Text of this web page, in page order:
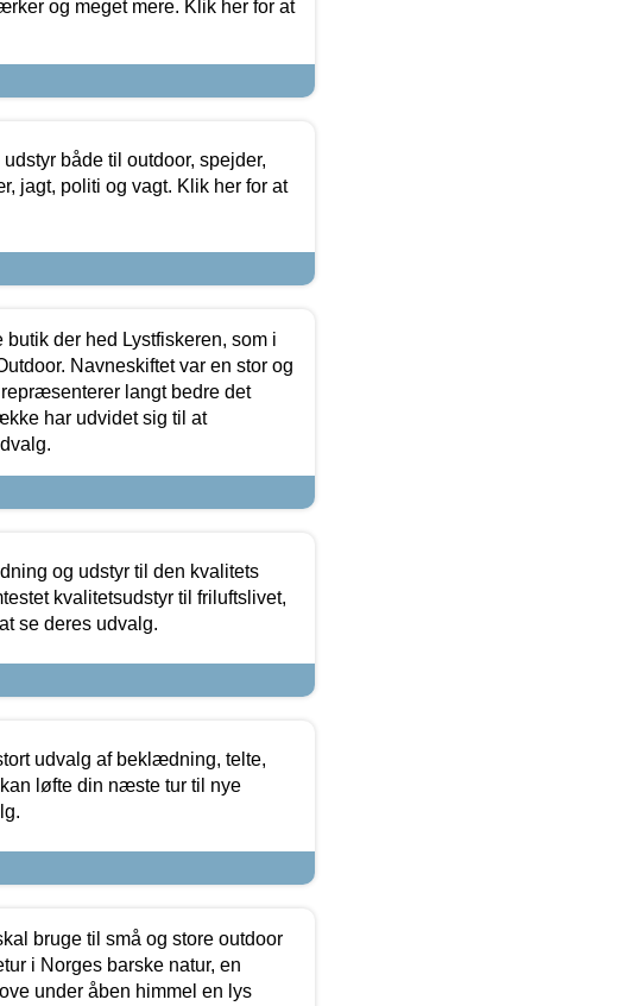
og meget mere. Klik her for at
både til outdoor, spejder,
jagt, politi og vagt. Klik her for at
der hed Lystfiskeren, som i
Navneskiftet var en stor og
langt bedre det
har udvidet sig til at
og udstyr til den kvalitets
kvalitetsudstyr til friluftslivet,
se deres udvalg.
udvalg af beklædning, telte,
løfte din næste tur til nye
bruge til små og store outdoor
i Norges barske natur, en
under åben himmel en lys